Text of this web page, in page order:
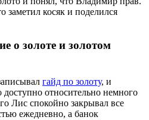
заметил косяк и поделился
о золоте и золотом
гайд по золоту, и
относительно немного
Лис спокойно закрывал все
ежедневно, а банок